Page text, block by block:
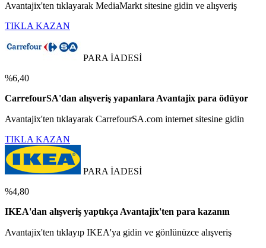
Avantajix'ten tıklayarak MediaMarkt sitesine gidin ve alışveriş
TIKLA KAZAN
PARA İADESİ
%6,40
CarrefourSA'dan alışveriş yapanlara Avantajix para ödüyor
Avantajix'ten tıklayarak CarrefourSA.com internet sitesine gidin
TIKLA KAZAN
PARA İADESİ
%4,80
IKEA'dan alışveriş yaptıkça Avantajix'ten para kazanın
Avantajix'ten tıklayıp IKEA'ya gidin ve gönlünüzce alışveriş